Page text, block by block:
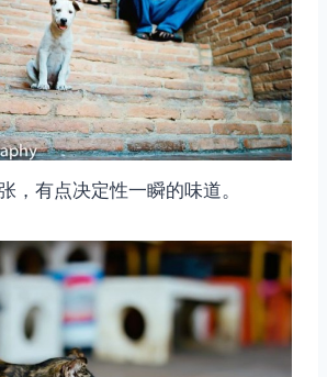
，有点决定性一瞬的味道。